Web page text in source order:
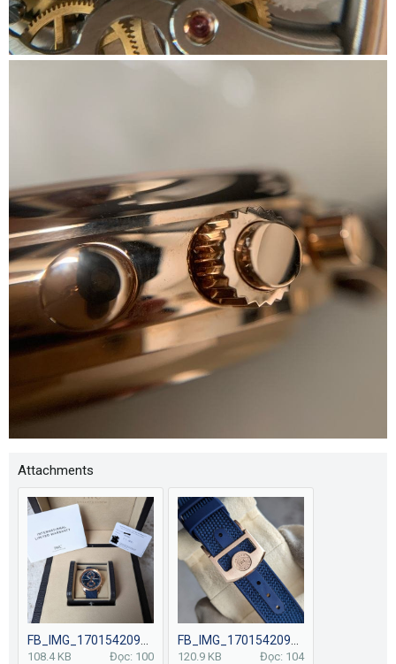
Attachments
108.4 KB Đọc: 100 120.9 KB Đọc: 104